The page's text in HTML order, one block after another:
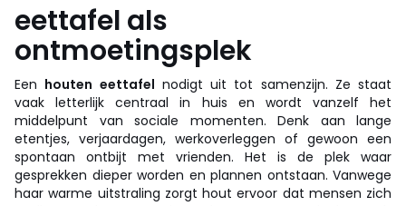
eettafel als
ontmoetingsplek
Een houten eettafel nodigt uit tot samenzijn. Ze staat
vaak letterlijk centraal in huis en wordt vanzelf het
middelpunt van sociale momenten. Denk aan lange
etentjes, verjaardagen, werkoverleggen of gewoon een
spontaan ontbijt met vrienden. Het is de plek waar
gesprekken dieper worden en plannen ontstaan. Vanwege
haar warme uitstraling zorgt hout ervoor dat mensen zich